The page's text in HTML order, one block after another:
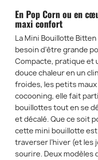
En Pop Corn ou en
maxi confort
La Mini Bouillotte Bitten
besoin d’être grande
Compacte, pratique et
douce chaleur en un
froides, les petits
cocooning, elle fait
bouillottes tout en se
et décalé. Que ce soit
cette mini bouillotte
traverser l’hiver (et
sourire. Deux modèles